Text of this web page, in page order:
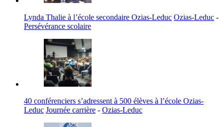
Lynda Thalie à l’école secondaire Ozias-Leduc Ozias-Leduc -
Persévérance scolaire
40 conférenciers s’adressent à 500 élèves à l’école Ozias-
Leduc Journée carrière - Ozias-Leduc